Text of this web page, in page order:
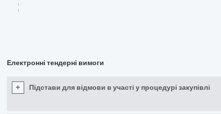
Електронні тендерні вимоги
+ Підстави для відмови в участі у процедурі закупівлі